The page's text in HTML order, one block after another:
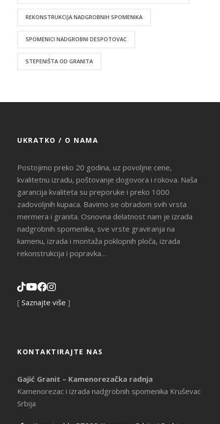
REKONSTRUKCIJA NADGROBNIH SPOMENIKA
SPOMENICI NADGROBNI DESPOTOVAC
STEPENIŠTA OD GRANITA
UKRATKO / O NAMA
Postojimo preko 20 godina, uz povoljne cene,
kvalitetnu izradu, poštovanje dogovora i rokova. Naša
garancija kvaliteta su preporuke i preko 1000
zadovoljnih kupaca. Bavimo se obradom svih vrsta
mermera i granita. Osnovna delatnost nam je izrada
nadgrobnih spomenika, sve vrste graviranja na
kamenu, izrada i montaža poklopnih ploča, izrada
rekonstrukcija i popravka…
[ Saznajte više ]
KONTAKTIRAJTE NAS
Gajić Granit – Kamenorezačka radnja
Kamenorezac i izrada nadgrobnih spomenika Kruševac
Srbija